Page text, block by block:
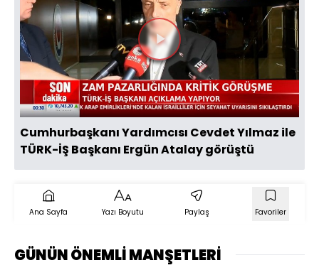
Videoyu
Oynat
Cumhurbaşkanı Yardımcısı Cevdet Yılmaz ile
TÜRK-İŞ Başkanı Ergün Atalay görüştü
Ana Sayfa Yazı Boyutu Paylaş Favoriler
GÜNÜN ÖNEMLİ MANŞETLERİ